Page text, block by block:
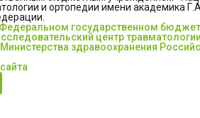
Церемония
ведущие специалисты в области
стран.
стартовала XVI
и ортопедии имени академика
государственном
центр
здравоохранения